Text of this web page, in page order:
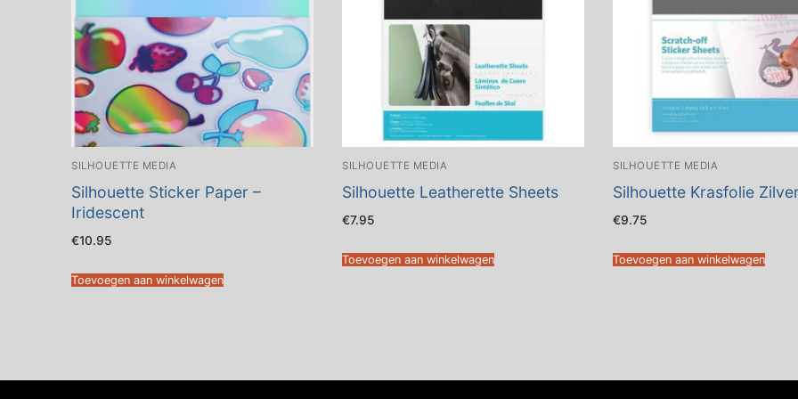
SILHOUETTE MEDIA
Silhouette Sticker Paper –
Iridescent
€10.95
Toevoegen aan winkelwagen
SILHOUETTE MEDIA
Silhouette Leatherette Sheets
€7.95
Toevoegen aan winkelwagen
SILHOUETTE MEDIA
Silhouette Krasfolie
€9.75
Toevoegen aan winkelwagen